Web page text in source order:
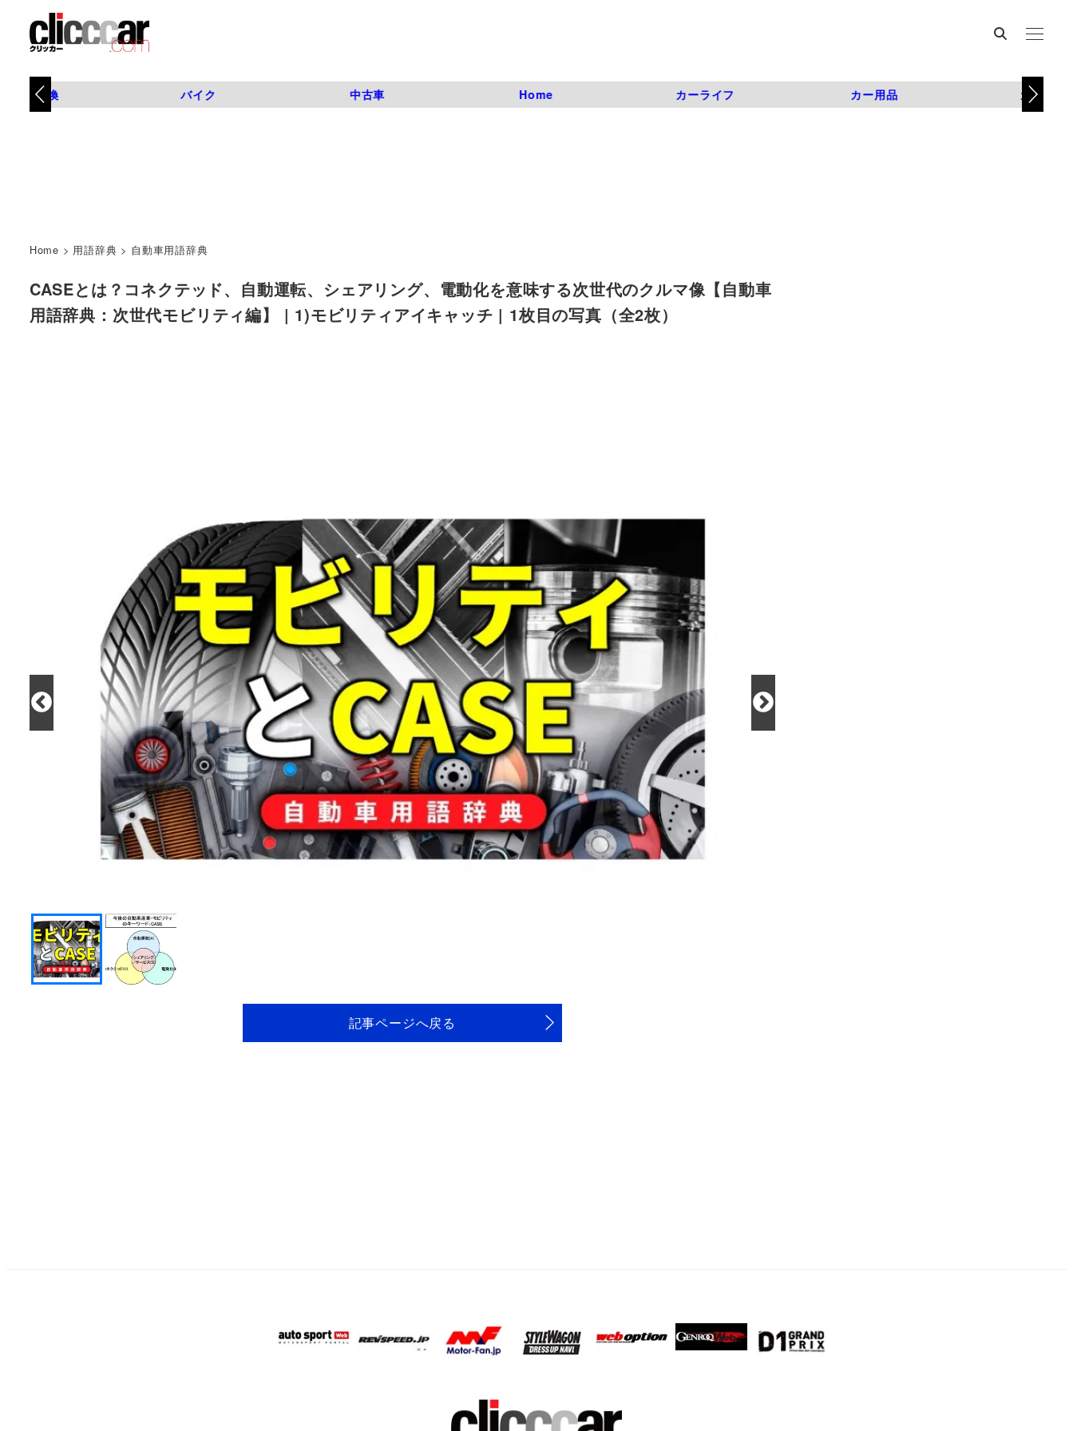
タイヤ交換 バイク 中古車 Home カーライフ カー用品 カスタム
Home > 用語辞典 > 自動車用語辞典
CASEとは？コネクテッド、自動運転、シェアリング、電動化を意味する次世代のクルマ像【自動車
用語辞典：次世代モビリティ編】 | 1)モビリティアイキャッチ | 1枚目の写真（全2枚）
記事ページへ戻る